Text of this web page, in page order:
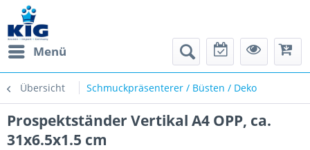
Menü
Übersicht Schmuckpräsenterer / Büsten / Deko
Prospektständer Vertikal A4 OPP, ca.
31x6.5x1.5 cm